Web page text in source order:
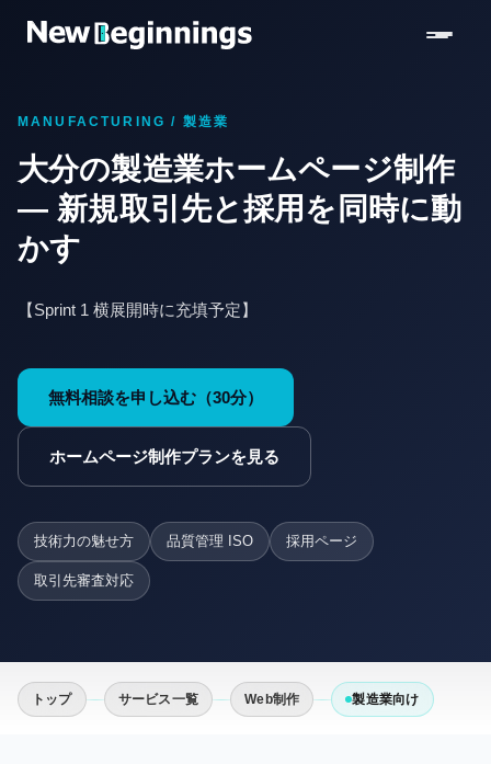
MANUFACTURING / 製造業
大分の製造業ホームページ制作
— 新規取引先と採用を同時に動
かす
【Sprint 1 横展開時に充填予定】
無料相談を申し込む（30分）
ホームページ制作プランを見る
技術力の魅せ方 品質管理 ISO 採用ページ
取引先審査対応
トップ サービス一覧 Web制作 製造業向け